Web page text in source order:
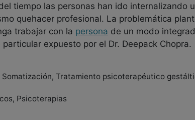
tiempo las personas han ido internalizando
quehacer profesional. La problemática
trabajar con la persona de un modo
expuesto por el Dr. Deepack Chopra.
Tratamiento psicoterapéutico
Psicoterapias